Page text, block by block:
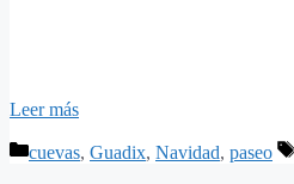
Leer más
Categorías
cuevas, Guadix, Navidad, paseo